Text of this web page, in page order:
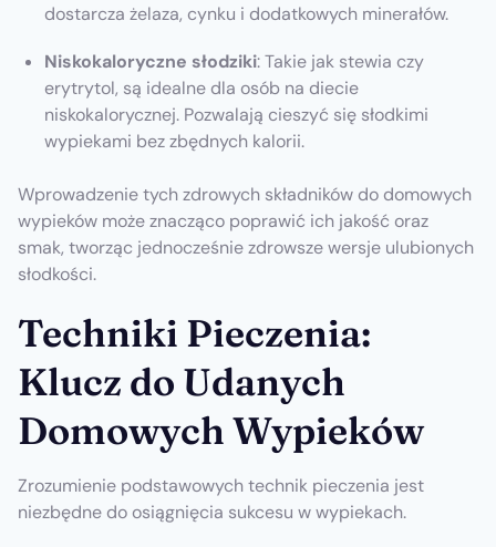
dostarcza żelaza, cynku i dodatkowych minerałów.
Niskokaloryczne słodziki: Takie jak stewia czy
erytrytol, są idealne dla osób na diecie
niskokalorycznej. Pozwalają cieszyć się słodkimi
wypiekami bez zbędnych kalorii.
Wprowadzenie tych zdrowych składników do domowych
wypieków może znacząco poprawić ich jakość oraz
smak, tworząc jednocześnie zdrowsze wersje ulubionych
słodkości.
Techniki Pieczenia:
Klucz do Udanych
Domowych Wypieków
Zrozumienie podstawowych technik pieczenia jest
niezbędne do osiągnięcia sukcesu w wypiekach.